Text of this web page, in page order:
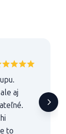
aj
to